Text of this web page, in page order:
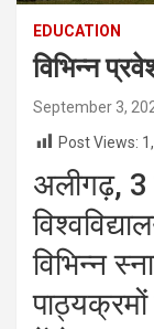
EDUCATION
विभिन्न
September 3,
Post Views:
अलीगढ़, 3
विभिन्न